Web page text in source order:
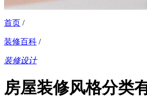
首页 /
装修百科 /
装修设计
房屋装修风格分类